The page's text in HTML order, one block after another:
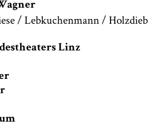
/ Lebkuchenmann / Holzdieb
Linz